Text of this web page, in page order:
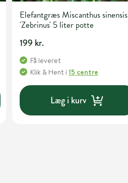
Elefantgræs Miscanthus sinensis
'Zebrinus' 5 liter potte
199 kr.
Få leveret
Klik & Hent i15 centre
Læg i kurv